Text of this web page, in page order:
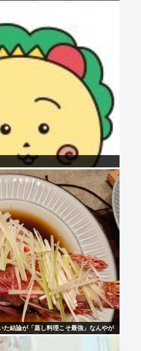
た結論が「蒸し料理こそ最強」なんやが